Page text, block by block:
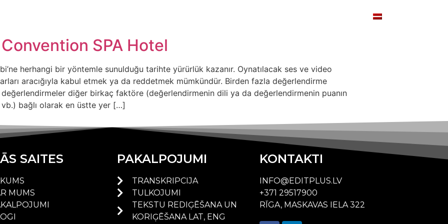
SPA Hotel
herhangi bir yöntemle sunulduğu tarihte yürürlük kazanır. Oynatılacak ses ve video
aracığıyla kabul etmek ya da reddetmek mümkündür. Birden fazla değerlendirme
diğer birkaç faktöre (değerlendirmenin dili ya da değerlendirmenin puanın
vb.) bağlı olarak en üstte yer […]
SAITES
MUMS
PAKALPOJUMI
TRANSKRIPCIJA
TULKOJUMI
TEKSTU REDIĢĒŠANA UN
KORIĢĒŠANA LAT, ENG
KONTAKTI
INFO@EDITPLUS.LV
+371 29517900
RĪGA, MASKAVAS IELA 322